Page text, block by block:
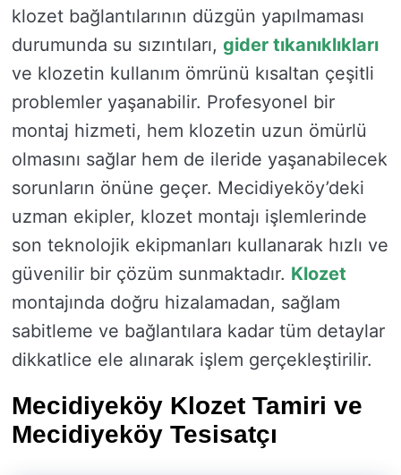
klozet bağlantılarının düzgün yapılmaması
durumunda su sızıntıları, gider tıkanıklıkları
ve klozetin kullanım ömrünü kısaltan çeşitli
problemler yaşanabilir. Profesyonel bir
montaj hizmeti, hem klozetin uzun ömürlü
olmasını sağlar hem de ileride yaşanabilecek
sorunların önüne geçer. Mecidiyeköy’deki
uzman ekipler, klozet montajı işlemlerinde
son teknolojik ekipmanları kullanarak hızlı ve
güvenilir bir çözüm sunmaktadır. Klozet
montajında doğru hizalamadan, sağlam
sabitleme ve bağlantılara kadar tüm detaylar
dikkatlice ele alınarak işlem gerçekleştirilir.
Mecidiyeköy Klozet Tamiri ve
Mecidiyeköy Tesisatçı